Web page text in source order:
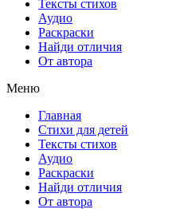
Тексты стихов
Аудио
Раскраски
Найди отличия
От автора
Меню
Главная
Стихи для детей
Тексты стихов
Аудио
Раскраски
Найди отличия
От автора